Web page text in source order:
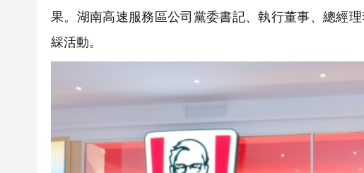
果。湖南高速服務區公司黨委書記、執行董事、總經
綵活動。